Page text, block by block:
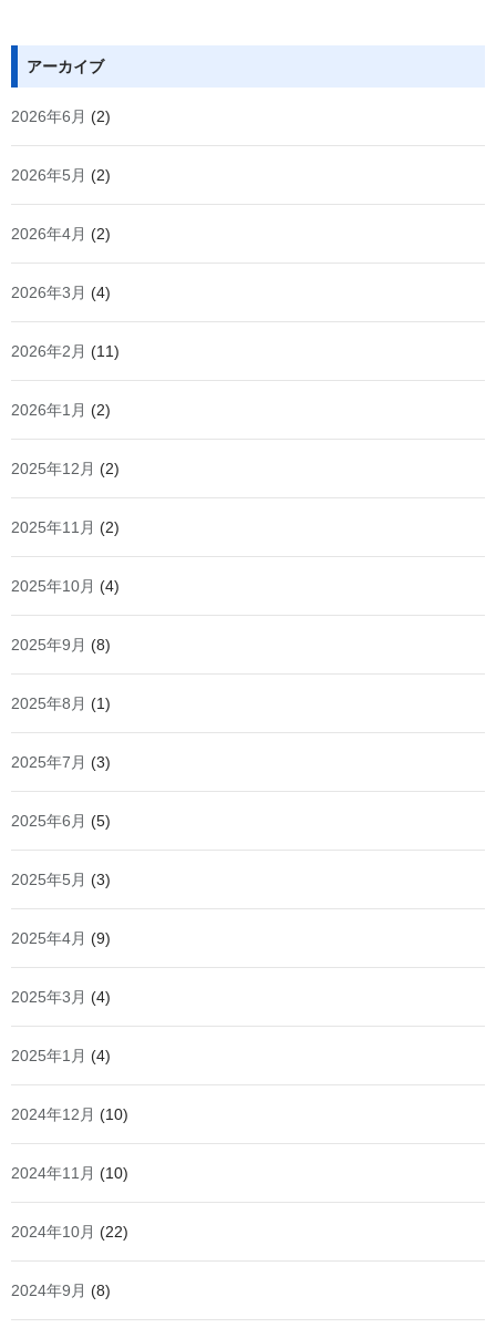
アーカイブ
2026年6月 (2)
2026年5月 (2)
2026年4月 (2)
2026年3月 (4)
2026年2月 (11)
2026年1月 (2)
2025年12月 (2)
2025年11月 (2)
2025年10月 (4)
2025年9月 (8)
2025年8月 (1)
2025年7月 (3)
2025年6月 (5)
2025年5月 (3)
2025年4月 (9)
2025年3月 (4)
2025年1月 (4)
2024年12月 (10)
2024年11月 (10)
2024年10月 (22)
2024年9月 (8)